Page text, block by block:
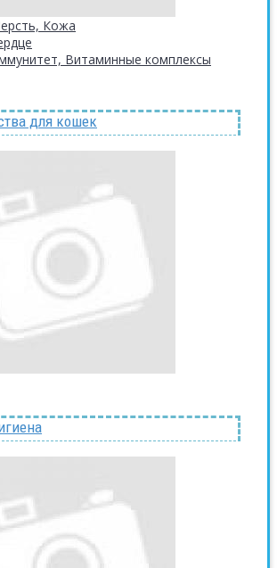
Кожа
Витаминные комплексы
для кошек